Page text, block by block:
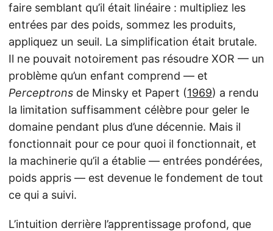
faire semblant qu’il était linéaire : multipliez les
entrées par des poids, sommez les produits,
appliquez un seuil. La simplification était brutale.
Il ne pouvait notoirement pas résoudre XOR — un
problème qu’un enfant comprend — et
Perceptrons de Minsky et Papert (1969) a rendu
la limitation suffisamment célèbre pour geler le
domaine pendant plus d’une décennie. Mais il
fonctionnait pour ce pour quoi il fonctionnait, et
la machinerie qu’il a établie — entrées pondérées,
poids appris — est devenue le fondement de tout
ce qui a suivi.
L’intuition derrière l’apprentissage profond, que